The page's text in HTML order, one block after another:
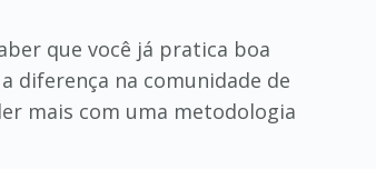
que você já pratica boa
diferença na comunidade de
mais com uma metodologia